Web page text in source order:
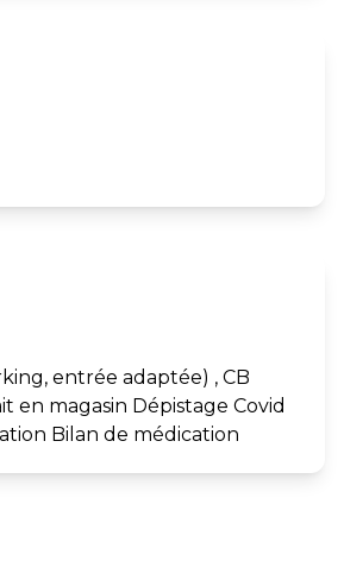
entrée adaptée) , CB
en magasin Dépistage Covid
Bilan de médication